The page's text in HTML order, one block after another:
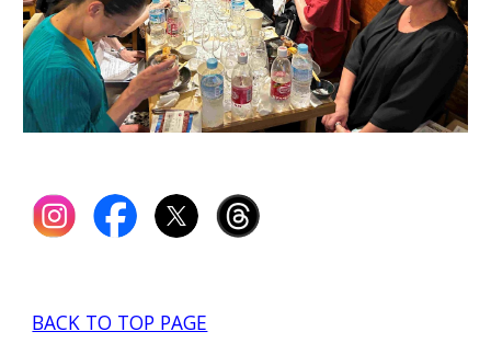
BACK TO TOP PAGE